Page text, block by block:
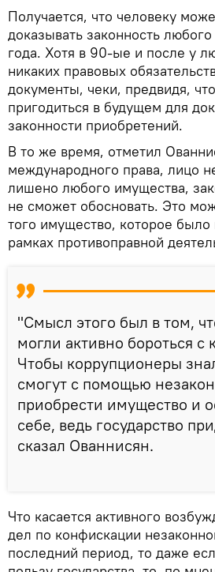
Получается, что человеку
доказывать законность
года. Хотя в 90-ые и после у
никаких правовых
документы, чеки, предвидя,
пригодиться в будущем для
законности приобретений.
В то же время, отметил
международного права, лицо
лишено любого имущества,
не сможет обосновать. Это
того имущество, которое было
рамках противоправной
"Смысл этого был в том,
могли активно бороться с
Чтобы коррупционеры
смогут с помощью
приобрести имущество и
себе, ведь государство
сказал Ованнисян.
Что касается активного
дел по конфискации
последний период, то даже